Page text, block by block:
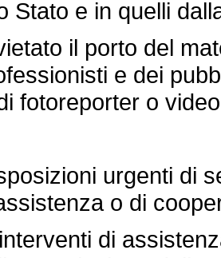
Stato e in quelli
il porto del
e dei
fotoreporter o
urgenti di
o di
di